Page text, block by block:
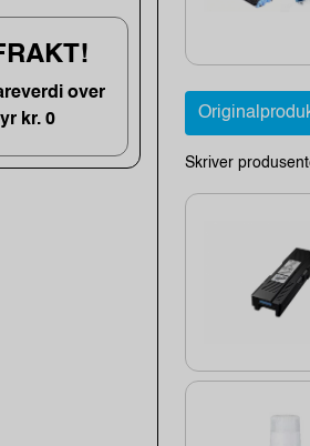
over
kr. 0
Skriver